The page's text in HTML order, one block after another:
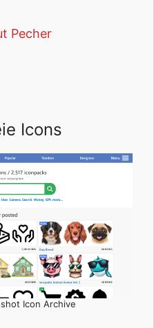
Pecher
Icons
Icon Archive